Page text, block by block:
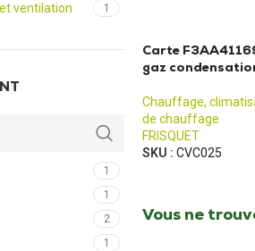
ventilation 1
1
1
2
1
Carte
gaz
Chauffage,
de chauffage
FRISQUET
SKU : CVC025
Vous ne